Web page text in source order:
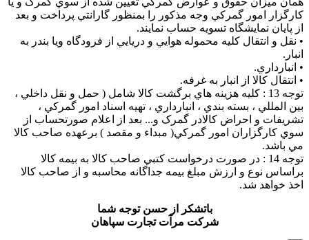
کارگزار امور گمرکي وجه مذکور را بمنظور گارانتي پرداخت و بعد
از پايان نمايشگاه تسويه حساب نمايند.
• نقل و انتقال کليه محموله هوايي و دريايي از فرودگاه ويا بندر به
انبار.
• انبارداري.
• انتقال کالا از انبار به غرفه.
توجه 13 : کليه هزينه هاي برگشت کالا شامل ( حمل و نقل داخلي ،
بين المللي ، بسته بندي ، انبارداري ، تهيه اسناد امور گمرکي ،
تشريفات و احراض کالادر گمرک و... بعد از اعلام صورتحساب از
سوي کارگزاران امور گمرکي( مبداء و مقصد ) برعهده صاحب کالا
مي باشد.
توجه 14 : در صورت درخواست کتبي صاحب کالا به بيمه کالا
براساس نوع و ارزش مبلغ بيمه جداگانه محاسبه و از صاحب کالا
اخذ خواهد شد.
باتشكر از حسن توجه شما
شركت مرآت تجارت سپاهان